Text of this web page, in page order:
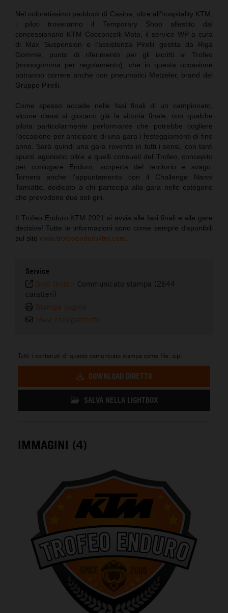
Nel coloratissimo paddock di Casina, oltre all’hospitality KTM,
i piloti troveranno il Temporary Shop allestito dal
concessionario KTM Cocconcelli Moto, il service WP a cura
di Max Suspension e l’assistenza Pirelli gestita da Riga
Gomme, punto di riferimento per gli iscritti al Trofeo
(monogomma per regolamento), che in questa occasione
potranno correre anche con pneumatici Metzeler, brand del
Gruppo Pirelli.
Come spesso accade nelle fasi finali di un campionato,
alcune classi si giocano già la vittoria finale, con qualche
pilota particolarmente performante che potrebbe cogliere
l’occasione per anticipare di una gara i festeggiamenti di fine
anno. Sarà quindi una gara rovente in tutti i sensi, con tanti
spunti agonistici oltre a quelli consueti del Trofeo, concepito
per coniugare Enduro, scoperta del territorio e svago.
Tornerà anche l’appuntamento con il Challenge Nanni
Tamiatto, dedicato a chi partecipa alla gara nelle categorie
che prevedono due soli giri.
Il Trofeo Enduro KTM 2021 si avvia alle fasi finali e alle gare
decisive! Tutte le informazioni sono come sempre disponibili
sul sito www.trofeoenduroktm.com
Service
Solo testo - Communicato stampa (2644
caratteri)
Stampa pagina
Invia collegamento
Tutti i contenuti di questo comunicato stampa come file .zip:
DOWNLOAD DIRETTO
SALVA NELLA LIGHTBOX
IMMAGINI (4)